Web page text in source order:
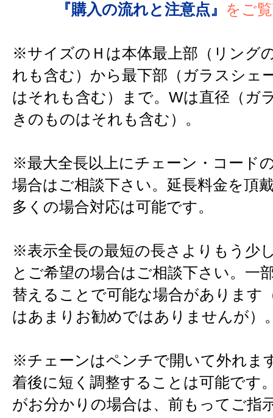
『購入の流れと注意点』
をご
※サイズのＨは本体最上部（リング
れも含む）から最下部（ガラスシェ
はそれも含む）まで。Wは直径（ガ
きのものはそれも含む）。
※最大全長以上にチェーン・コード
場合はご相談下さい。延長料金を頂
多くの場合対応は可能です。
※表示全長の最短の長さよりもう少
とご希望の場合はご相談下さい。一
替えることで可能な場合があります
はあまりお勧めではありませんが）
※チェーンはペンチで開いて外れま
着後に短く調整することは可能です
がお分かりの場合は、前もってご指